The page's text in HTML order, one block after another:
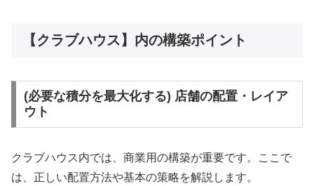
【クラブハウス】内の構築ポイント
(必要な積分を最大化する) 店舗の配置・レイア
ウト
クラブハウス内では、商業用の構築が重要です。ここで
は、正しい配置方法や基本の策略を解説します。